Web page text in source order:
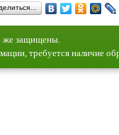
же защищены.
требуется наличие